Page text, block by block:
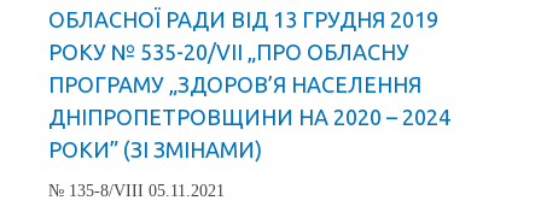
ОБЛАСНОЇ РАДИ ВІД 13 ГРУДНЯ 2019
РОКУ № 535-20/VIІ „ПРО ОБЛАСНУ
ПРОГРАМУ „ЗДОРОВ’Я НАСЕЛЕННЯ
ДНІПРОПЕТРОВЩИНИ НА 2020 – 2024
РОКИ” (ЗІ ЗМІНАМИ)
№ 135-8/VIII 05.11.2021